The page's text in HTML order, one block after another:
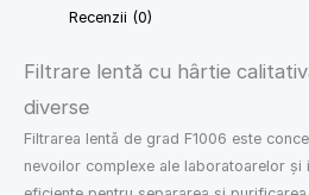
Recenzii (0)
Filtrare lentă cu hârtie
diverse
Filtrarea lentă de grad F1006 este
nevoilor complexe ale laboratoarelor